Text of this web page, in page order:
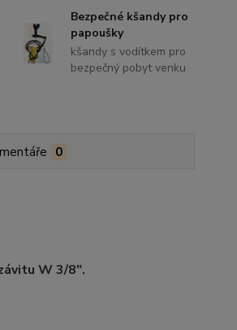
Bezpečné kšandy pro
papoušky
kšandy s vodítkem pro
bezpečný pobyt venku
0
W 3/8".